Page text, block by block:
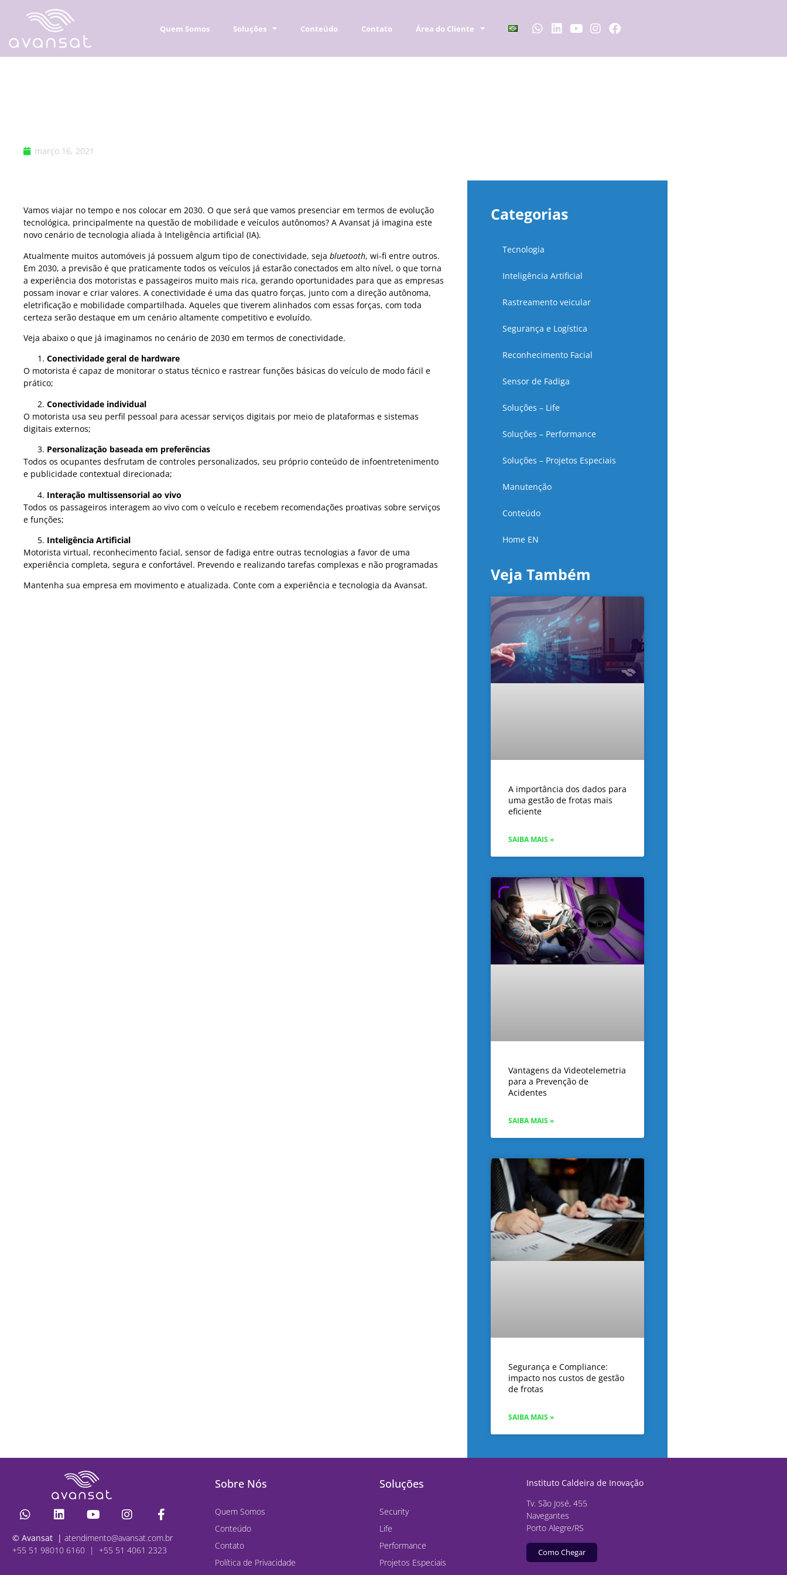
Quem Somos Soluções Conteúdo Contato Área do Cliente
março 16, 2021
Vamos viajar no tempo e nos colocar em 2030. O que será que vamos presenciar em termos de evolução
tecnológica, principalmente na questão de mobilidade e veículos autônomos? A Avansat já imagina este
novo cenário de tecnologia aliada à Inteligência artificial (IA).
Atualmente muitos automóveis já possuem algum tipo de conectividade, seja bluetooth, wi-fi entre outros.
Em 2030, a previsão é que praticamente todos os veículos já estarão conectados em alto nível, o que torna
a experiência dos motoristas e passageiros muito mais rica, gerando oportunidades para que as empresas
possam inovar e criar valores. A conectividade é uma das quatro forças, junto com a direção autônoma,
eletrificação e mobilidade compartilhada. Aqueles que tiverem alinhados com essas forças, com toda
certeza serão destaque em um cenário altamente competitivo e evoluído.
Veja abaixo o que já imaginamos no cenário de 2030 em termos de conectividade.
Conectividade geral de hardware
O motorista é capaz de monitorar o status técnico e rastrear funções básicas do veículo de modo fácil e
prático;
Conectividade individual
O motorista usa seu perfil pessoal para acessar serviços digitais por meio de plataformas e sistemas
digitais externos;
Personalização baseada em preferências
Todos os ocupantes desfrutam de controles personalizados, seu próprio conteúdo de infoentretenimento
e publicidade contextual direcionada;
Interação multissensorial ao vivo
Todos os passageiros interagem ao vivo com o veículo e recebem recomendações proativas sobre serviços
e funções;
Inteligência Artificial
Motorista virtual, reconhecimento facial, sensor de fadiga entre outras tecnologias a favor de uma
experiência completa, segura e confortável. Prevendo e realizando tarefas complexas e não programadas
Mantenha sua empresa em movimento e atualizada. Conte com a experiência e tecnologia da Avansat.
Categorias
Tecnologia
Inteligência Artificial
Rastreamento veicular
Segurança e Logística
Reconhecimento Facial
Sensor de Fadiga
Soluções – Life
Soluções – Performance
Soluções – Projetos Especiais
Manutenção
Conteúdo
Home EN
Veja Também
A importância dos dados para
uma gestão de frotas mais
eficiente
SAIBA MAIS »
Vantagens da Videotelemetria
para a Prevenção de
Acidentes
SAIBA MAIS »
Segurança e Compliance:
impacto nos custos de gestão
de frotas
SAIBA MAIS »
© Avansat | atendimento@avansat.com.br
+55 51 98010 6160 | +55 51 4061 2323
Sobre Nós
Quem Somos
Conteúdo
Contato
Política de Privacidade
Soluções
Security
Life
Performance
Projetos Especiais
Instituto Caldeira de Inovação
Tv. São José, 455
Navegantes
Porto Alegre/RS
Como Chegar